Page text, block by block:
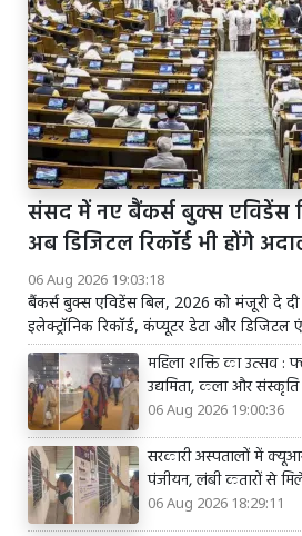
संसद में नए बैंकर्स बुक्स एविडेंस
अब डिजिटल रिकॉर्ड भी होंगे
06 Aug 2026 19:03:18
बैंकर्स बुक्स एविडेंस बिल, 2026 को मंजूरी दे
इलेक्ट्रॉनिक रिकॉर्ड, कंप्यूटर डेटा और डिजिटल
महिला शक्ति का उत्सव :
उद्यमिता, कला और
06 Aug 2026 19:00:36
सरकारी अस्पतालों में
पंजीयन, लंबी कतारों से
06 Aug 2026 18:29:11